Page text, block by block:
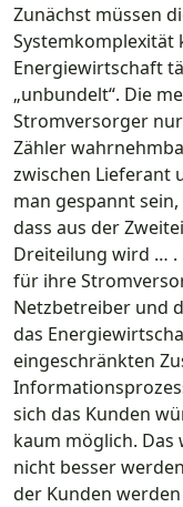
Zunächst müssen
Systemkomplexität
Energiewirtschaft
„unbundelt“. Die
Stromversorger
Zähler
zwischen Lieferant
man gespannt
dass aus der
Dreiteilung wird … .
für ihre
Netzbetreiber und
das
eingeschränkten
sich das Kunden
kaum möglich.
nicht besser
der Kunden